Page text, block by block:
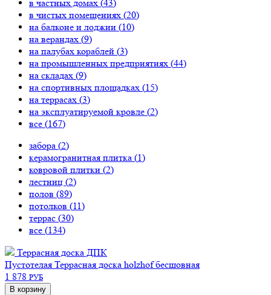
в частных домах (43)
в чистых помещениях (20)
на балконе и лоджии (10)
на верандах (9)
на палубах кораблей (3)
на промышленных предприятиях (44)
на складах (9)
на спортивных площадках (15)
на террасах (3)
на эксплуатируемой кровле (2)
все (167)
забора (2)
керамогранитная плитка (1)
ковровой плитки (2)
лестниц (2)
полов (89)
потолков (11)
террас (30)
все (134)
Террасная доска ДПК
Пустотелая Террасная доска holzhof бесшовная
1 878 РУБ
В корзину